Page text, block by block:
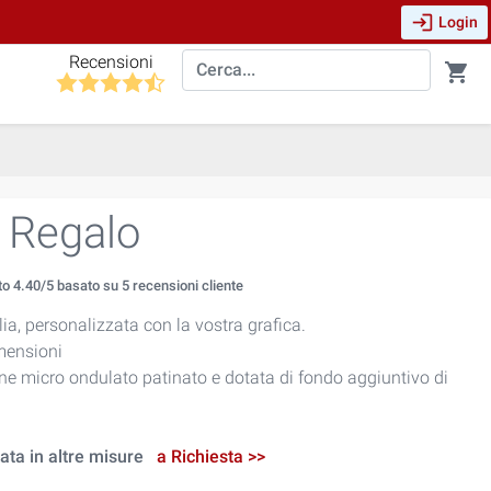
login Login
Recensioni shopping_cart
4.40/5 basato su 5 recensioni cliente
personalizzata con la vostra grafica.
micro ondulato patinato e dotata di fondo aggiuntivo di
in altre misure a Richiesta >>